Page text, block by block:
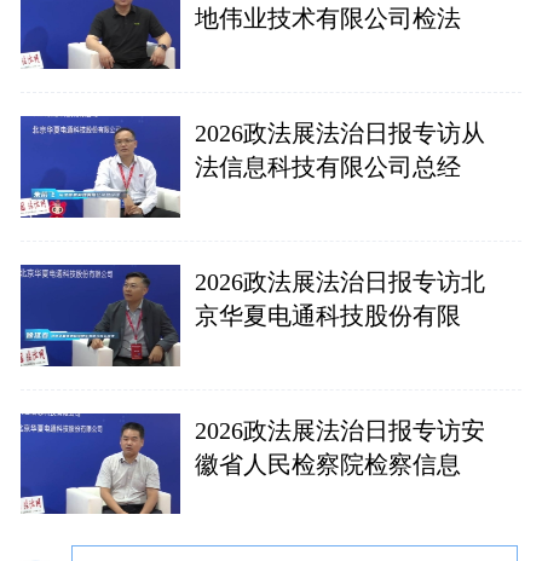
地伟业技术有限公司检法
2026政法展法治日报专访从
法信息科技有限公司总经
2026政法展法治日报专访北
京华夏电通科技股份有限
2026政法展法治日报专访安
徽省人民检察院检察信息